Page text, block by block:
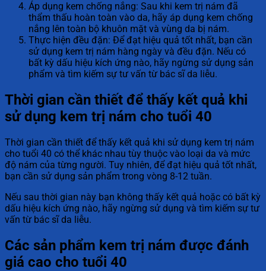
Áp dụng kem chống nắng: Sau khi kem trị nám đã
thẩm thấu hoàn toàn vào da, hãy áp dụng kem chống
nắng lên toàn bộ khuôn mặt và vùng da bị nám.
Thực hiện đều đặn: Để đạt hiệu quả tốt nhất, bạn cần
sử dụng kem trị nám hàng ngày và đều đặn. Nếu có
bất kỳ dấu hiệu kích ứng nào, hãy ngừng sử dụng sản
phẩm và tìm kiếm sự tư vấn từ bác sĩ da liễu.
Thời gian cần thiết để thấy kết quả khi
sử dụng kem trị nám cho tuổi 40
Thời gian cần thiết để thấy kết quả khi sử dụng kem trị nám
cho tuổi 40 có thể khác nhau tùy thuộc vào loại da và mức
độ nám của từng người. Tuy nhiên, để đạt hiệu quả tốt nhất,
bạn cần sử dụng sản phẩm trong vòng 8-12 tuần.
Nếu sau thời gian này bạn không thấy kết quả hoặc có bất kỳ
dấu hiệu kích ứng nào, hãy ngừng sử dụng và tìm kiếm sự tư
vấn từ bác sĩ da liễu.
Các sản phẩm kem trị nám được đánh
giá cao cho tuổi 40